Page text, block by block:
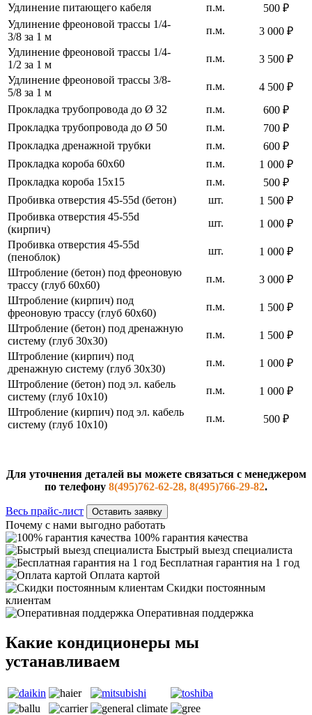
Удлинение питающего кабеля п.м.
500 ₽
Удлинение фреоновой трассы 1/4-
3/8 за 1 м
п.м.
3 000 ₽
Удлинение фреоновой трассы 1/4-
1/2 за 1 м
п.м.
3 500 ₽
Удлинение фреоновой трассы 3/8-
5/8 за 1 м
п.м.
4 500 ₽
Прокладка трубопровода до Ø 32
п.м.
600 ₽
Прокладка трубопровода до Ø 50
п.м.
700 ₽
Прокладка дренажной трубки
п.м.
600 ₽
Прокладка короба 60х60
п.м.
1 000 ₽
Прокладка короба 15х15
п.м.
500 ₽
Пробивка отверстия 45-55d (бетон)
шт.
1 500 ₽
Пробивка отверстия 45-55d
(кирпич)
шт.
1 000 ₽
Пробивка отверстия 45-55d
(пеноблок)
шт.
1 000 ₽
Штробление (бетон) под фреоновую
трассу (глуб 60х60)
п.м.
3 000 ₽
Штробление (кирпич) под
фреоновую трассу (глуб 60х60)
п.м.
1 500 ₽
Штробление (бетон) под дренажную
систему (глуб 30х30)
п.м.
1 500 ₽
Штробление (кирпич) под
дренажную систему (глуб 30х30)
п.м.
1 000 ₽
Штробление (бетон) под эл. кабель
систему (глуб 10х10)
п.м.
1 000 ₽
Штробление (кирпич) под эл. кабель
систему (глуб 10х10)
п.м. 500 ₽
Для уточнения деталей вы можете связаться с менеджером
по телефону 8(495)762-62-28, 8(495)766-29-82.
Весь прайс-лист Оставить заявку
Почему с нами выгодно работать
100% гарантия качества
Быстрый выезд специалиста
Бесплатная гарантия на 1 год
Оплата картой
Скидки постоянным
клиентам
Оперативная поддержка
Какие кондиционеры мы
устанавливаем